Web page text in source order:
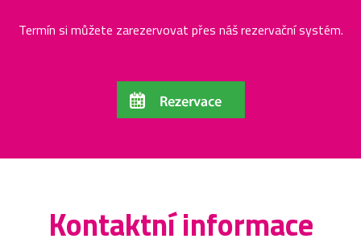
Termín si můžete zarezervovat přes náš rezervační systém.
Kontaktní informace